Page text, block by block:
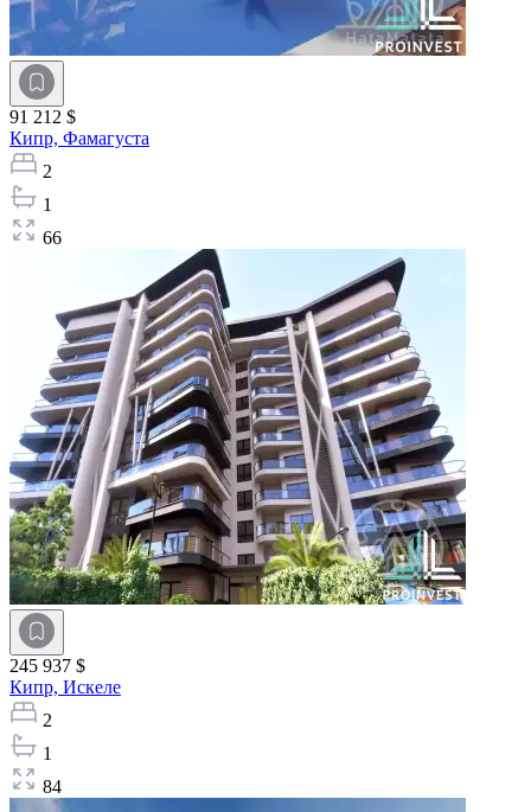
91 212 $
Кипр, Фамагуста
2
1
66
245 937 $
Кипр, Искеле
2
1
84